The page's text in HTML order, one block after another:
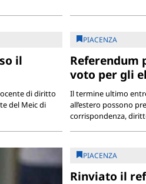
il
di diritto
del Meic di
PIACENZA
Referendum
voto per gli
Il termine ultimo
all’estero possono
corrispondenza,
PIACENZA
Rinviato il